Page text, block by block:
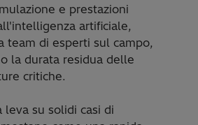
e prestazioni
artificiale,
team di esperti sul campo,
la durata residua delle
critiche.
leva su solidi casi di